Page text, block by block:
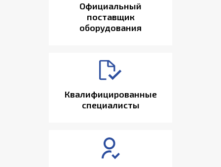
Официальный
поставщик
оборудования
Квалифицированные
специалисты